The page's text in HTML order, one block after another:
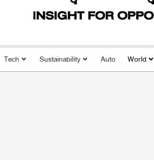
Tech Sustainability Auto World